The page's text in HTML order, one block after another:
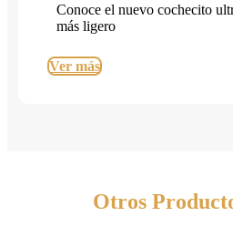
Conoce el nuevo cochecito
más ligero
Ver más
Otros